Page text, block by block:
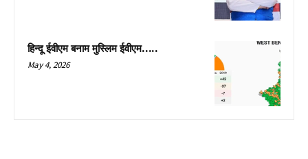
हिन्दू ईवीएम बनाम मुस्लिम ईवीएम…..
May 4, 2026